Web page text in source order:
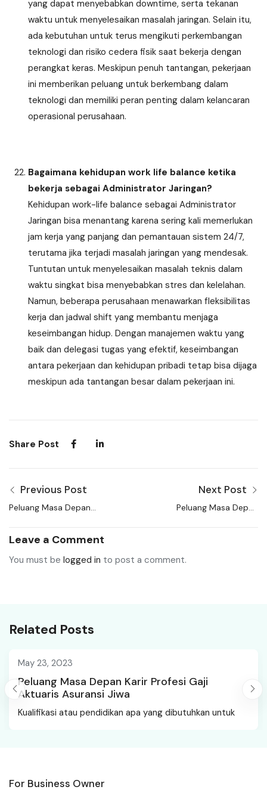
yang dapat menyebabkan downtime, serta tekanan
waktu untuk menyelesaikan masalah jaringan. Selain itu,
ada kebutuhan untuk terus mengikuti perkembangan
teknologi dan risiko cedera fisik saat bekerja dengan
perangkat keras. Meskipun penuh tantangan, pekerjaan
ini memberikan peluang untuk berkembang dalam
teknologi dan memiliki peran penting dalam kelancaran
operasional perusahaan.
Bagaimana kehidupan work life balance ketika
bekerja sebagai Administrator Jaringan?
Kehidupan work-life balance sebagai Administrator
Jaringan bisa menantang karena sering kali memerlukan
jam kerja yang panjang dan pemantauan sistem 24/7,
terutama jika terjadi masalah jaringan yang mendesak.
Tuntutan untuk menyelesaikan masalah teknis dalam
waktu singkat bisa menyebabkan stres dan kelelahan.
Namun, beberapa perusahaan menawarkan fleksibilitas
kerja dan jadwal shift yang membantu menjaga
keseimbangan hidup. Dengan manajemen waktu yang
baik dan delegasi tugas yang efektif, keseimbangan
antara pekerjaan dan kehidupan pribadi tetap bisa dijaga
meskipun ada tantangan besar dalam pekerjaan ini.
Share Post
Previous Post
Peluang Masa Depan
Pemasang Panel Surya
Next Post
Peluang Masa Depan
Leave a Comment
You must be logged in to post a comment.
Related Posts
May 23, 2023
Peluang Masa Depan Karir Profesi Gaji
Aktuaris Asuransi Jiwa
Kualifikasi atau pendidikan apa yang dibutuhkan untuk
For Business Owner